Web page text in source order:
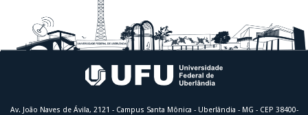
Av. João Naves de Ávila, 2121 - Campus Santa Mônica - Uberlândia - MG - CEP 38400-